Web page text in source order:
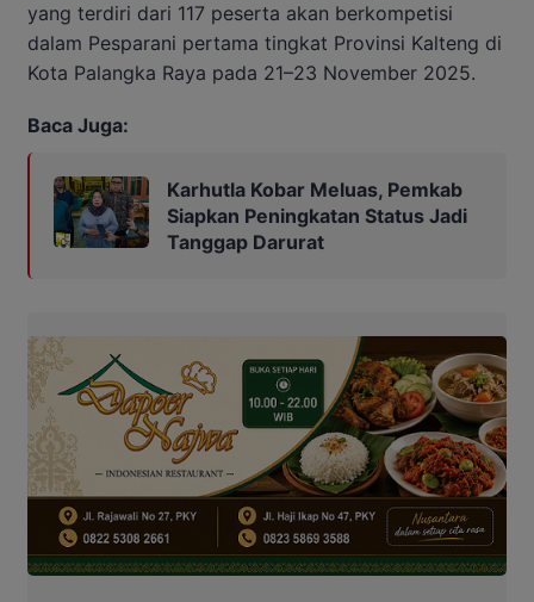
yang terdiri dari 117 peserta akan berkompetisi
dalam Pesparani pertama tingkat Provinsi Kalteng di
Kota Palangka Raya pada 21–23 November 2025.
Baca Juga:
Karhutla Kobar Meluas, Pemkab
Siapkan Peningkatan Status Jadi
Tanggap Darurat